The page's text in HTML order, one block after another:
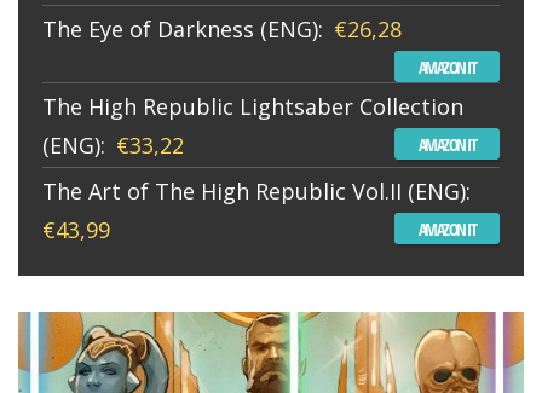
The Eye of Darkness (ENG): €26,28
AMAZON IT
The High Republic Lightsaber Collection
(ENG): €33,22 AMAZON IT
The Art of The High Republic Vol.II (ENG):
€43,99
AMAZON IT